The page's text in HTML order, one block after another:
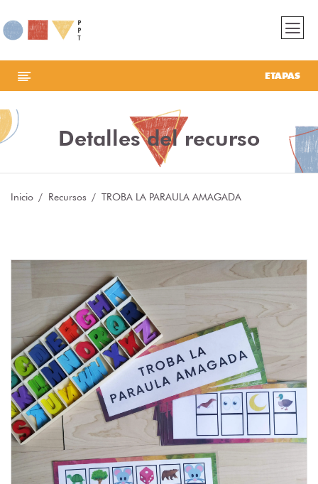
ETAPAS
Detalles del recurso
Inicio Recursos TROBA LA PARAULA AMAGADA